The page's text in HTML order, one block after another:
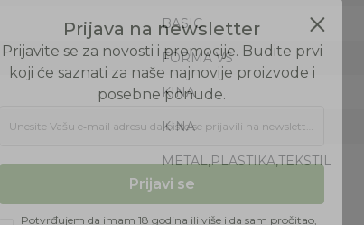
BASIC
FORMA VS
KINA
KINA
METAL,PLASTIKA,TEKSTIL
Prijavite se za novosti i promocije. Budite prvi
koji će saznati za naše najnovije proizvode i
posebne ponude.